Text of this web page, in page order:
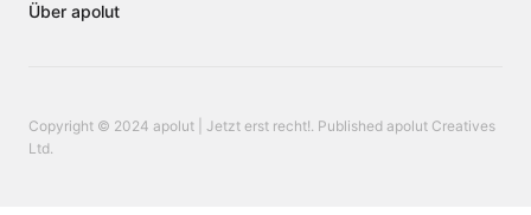
Über apolut
Copyright © 2024 apolut | Jetzt erst recht!. Published apolut Creatives
Ltd.